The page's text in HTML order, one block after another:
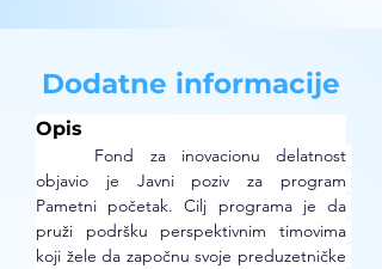
Dodatne informacije
Opis
Fond za inovacionu delatnost
objavio je Javni poziv za program
Pametni početak. Cilj programa je da
pruži podršku perspektivnim timovima
koji žele da započnu svoje preduzetničke